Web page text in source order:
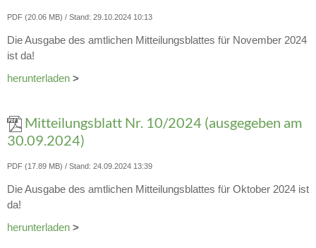
PDF (20.06 MB) Stand: 29.10.2024 10:13
Die Ausgabe des amtlichen Mitteilungsblattes für November 2024
ist da!
herunterladen >
Mitteilungsblatt Nr. 10/2024 (ausgegeben am
30.09.2024)
PDF (17.89 MB) Stand: 24.09.2024 13:39
Die Ausgabe des amtlichen Mitteilungsblattes für Oktober 2024 ist
da!
herunterladen >